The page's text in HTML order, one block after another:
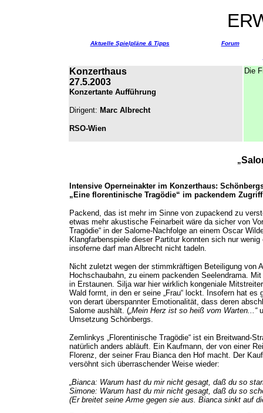
Aktuelle Spielpläne & Tipps Forum
Konzerthaus
27.5.2003
Konzertante Aufführung
Dirigent: Marc Albrecht
RSO-Wien
Die
„
Intensive Operneinakter im Konzerthaus:
„Eine florentinische Tragödie“ im packendem
Packend, das ist mehr im Sinne von zupackend zu
etwas mehr akustische Feinarbeit wäre da sicher von
Tragödie“ in der Salome-Nachfolge an einem Oscar
Klangfarbenspiele dieser Partitur konnten sich nur
insoferne darf man Albrecht nicht tadeln.
Nicht zuletzt wegen der stimmkräftigen Beteiligung von
Hochschaubahn, zu einem packenden Seelendrama.
in Erstaunen. Silja war hier wirklich kongeniale
Wald formt, in den er seine „Frau“ lockt. Insofern hat
von derart überspannter Emotionalität, dass deren
Salome aushält. („Mein Herz ist so heiß vom Warten...“
Umsetzung Schönbergs.
Zemlinkys „Florentinische Tragödie“ ist ein Breitwand-
natürlich anders abläuft. Ein Kaufmann, der von einer
Florenz, der seiner Frau Bianca den Hof macht. Der
versöhnt sich überraschender Weise wieder:
„Bianca: Warum hast du mir nicht gesagt, daß du so
Simone: Warum hast du mir nicht gesagt, daß du so
(Er breitet seine Arme gegen sie aus. Bianca sinkt auf